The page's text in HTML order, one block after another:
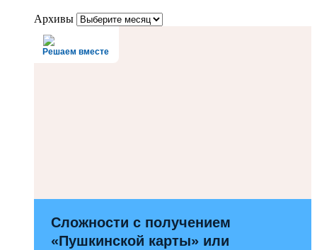
Архивы
Решаем вместе
Сложности с получением
«Пушкинской карты» или